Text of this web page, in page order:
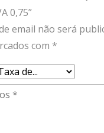
0,75”
email não será
com *